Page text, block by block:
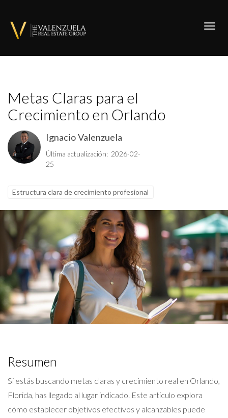
Metas Claras para el
Crecimiento en Orlando
Ignacio Valenzuela
Última actualización: 2026-02-
25
Estructura clara de crecimiento profesional
Resumen
Si estás buscando metas claras y crecimiento real en Orlando,
Florida, has llegado al lugar indicado. Este artículo explora
cómo establecer objetivos efectivos y alcanzables puede